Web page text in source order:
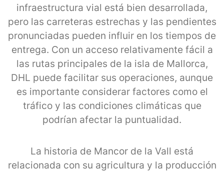
infraestructura vial está bien desarrollada,
pero las carreteras estrechas y las pendientes
pronunciadas pueden influir en los tiempos de
entrega. Con un acceso relativamente fácil a
las rutas principales de la isla de Mallorca,
DHL puede facilitar sus operaciones, aunque
es importante considerar factores como el
tráfico y las condiciones climáticas que
podrían afectar la puntualidad.
La historia de Mancor de la Vall está
relacionada con su agricultura y la producción